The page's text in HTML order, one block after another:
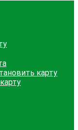
карту